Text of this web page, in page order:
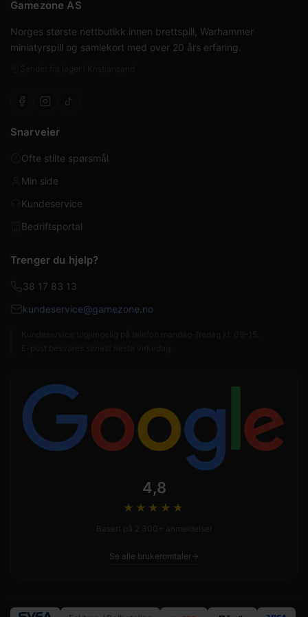
Gamezone AS
Norges største nettbutikk innen brettspill, Warhammer
miniatyrspill og samlekort med over 20 års erfaring.
Snarveier
Ofte stilte spørsmål
Min side
Kundeservice
Bedriftsportal
Trenger du hjelp?
38 17 83 13
kundeservice@gamezone.no
4,8
★★★★ ★
Se alle brukeromtaler